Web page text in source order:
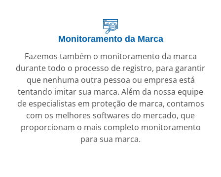
Monitoramento da Marca
Fazemos também o monitoramento da marca
durante todo o processo de registro, para garantir
que nenhuma outra pessoa ou empresa está
tentando imitar sua marca. Além da nossa equipe
de especialistas em proteção de marca, contamos
com os melhores softwares do mercado, que
proporcionam o mais completo monitoramento
para sua marca.